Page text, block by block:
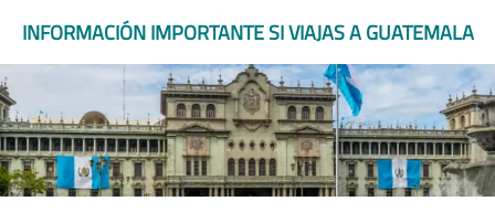
INFORMACIÓN IMPORTANTE SI VIAJAS A GUATEMALA